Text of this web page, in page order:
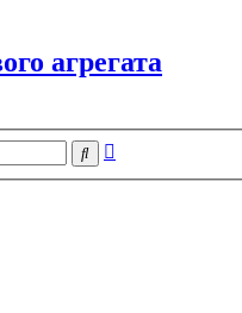
агрегата
Поиск